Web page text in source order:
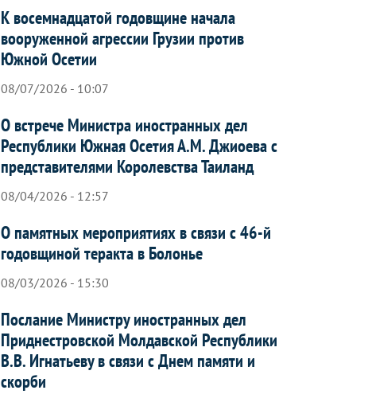
К восемнадцатой годовщине начала
вооруженной агрессии Грузии против
Южной Осетии
08/07/2026 - 10:07
О встрече Министра иностранных дел
Республики Южная Осетия А.М. Джиоева с
представителями Королевства Таиланд
08/04/2026 - 12:57
О памятных мероприятиях в связи с 46-й
годовщиной теракта в Болонье
08/03/2026 - 15:30
Послание Министру иностранных дел
Приднестровской Молдавской Республики
В.В. Игнатьеву в связи с Днем памяти и
скорби